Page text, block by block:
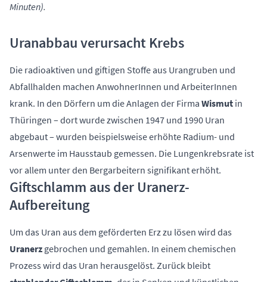
Minuten).
Uranabbau verursacht Krebs
Die radioaktiven und giftigen Stoffe aus Urangruben und
Abfallhalden machen AnwohnerInnen und ArbeiterInnen
krank. In den Dörfern um die Anlagen der Firma Wismut in
Thüringen – dort wurde zwischen 1947 und 1990 Uran
abgebaut – wurden beispielsweise erhöhte Radium- und
Arsenwerte im Hausstaub gemessen. Die Lungenkrebsrate ist
vor allem unter den Bergarbeitern signifikant erhöht.
Giftschlamm aus der Uranerz-
Aufbereitung
Um das Uran aus dem geförderten Erz zu lösen wird das
Uranerz gebrochen und gemahlen. In einem chemischen
Prozess wird das Uran herausgelöst. Zurück bleibt